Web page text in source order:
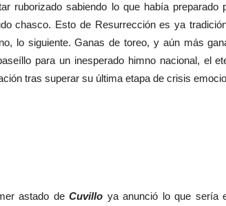
ruborizado sabiendo lo que había preparado
chasco. Esto de Resurrección es ya
lo siguiente. Ganas de toreo, y aún más
para un inesperado himno nacional, el
tras superar su última etapa de crisis
astado deCuvillo ya anunció lo que sería